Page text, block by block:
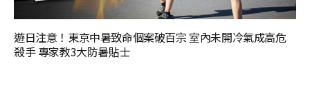
遊日注意！東京中暑致命個案破百宗 室內未開冷氣成高危
殺手 專家教3大防暑貼士